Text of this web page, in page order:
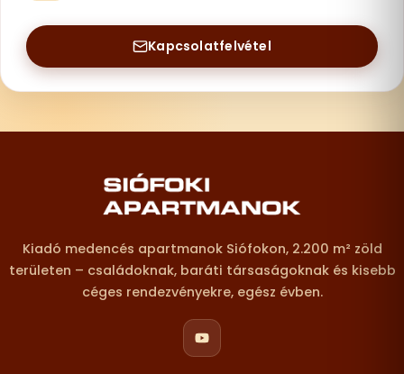
Kapcsolatfelvétel
Lábléc – elérhetőségek
Kiadó medencés apartmanok Siófokon, 2.200 m² zöld
területen – családoknak, baráti társaságoknak és kisebb
céges rendezvényekre, egész évben.